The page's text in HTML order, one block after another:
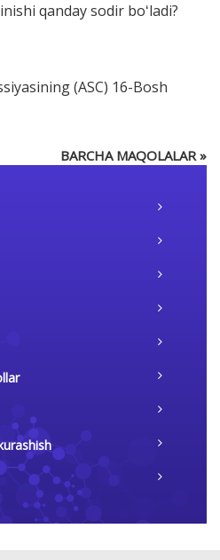
qanday sodir boʻladi?
(ASC) 16-Bosh
BARCHA MAQOLALAR »